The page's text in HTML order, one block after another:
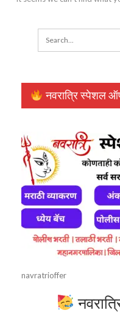
नवरात्रि स्पेशल
navratrioffer